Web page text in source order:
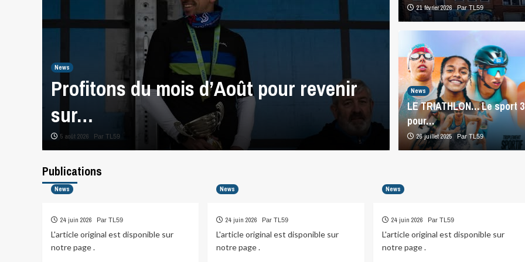
News
Profitons du mois d’Août pour revenir
sur…
5 août 2026 Par TL59
News
La trêve
mois dans…
3 août 2026 Par TL59
21 février 2026 Par TL59
News
LE TRIATHLON… Le sport
pour…
26 juillet 2025 Par TL59
Publications
News
24 juin 2026 Par TL59
L'article original est disponible sur
notre page .
News
24 juin 2026 Par TL59
L'article original est disponible sur
notre page .
News
24 juin 2026 Par TL59
L'article original est disponible sur
notre page .